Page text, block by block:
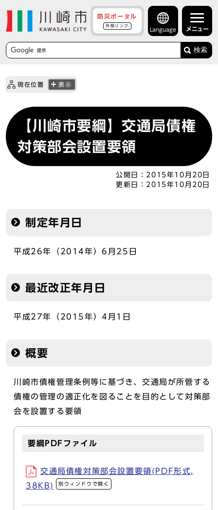
防災ポータル
外部リンク
Language メニュー
検索
現在位置 表示
【川崎市要綱】交通局債権
対策部会設置要領
公開日： 2015年10月20日
更新日： 2015年10月20日
制定年月日
平成26年（2014年）6月25日
最近改正年月日
平成27年（2015年）4月1日
概要
川崎市債権管理条例等に基づき、交通局が所管する
債権の管理の適正化を図ることを目的として対策部
会を設置する要領
要綱PDFファイル
交通局債権対策部会設置要領(PDF形式,
38KB)
別ウィンドウで開く